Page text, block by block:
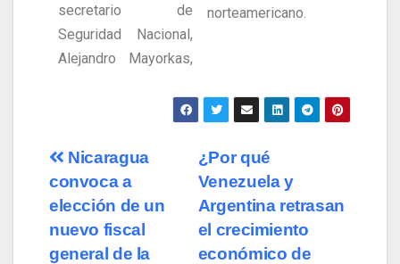
secretario de
Seguridad Nacional,
Alejandro Mayorkas,
norteamericano.
¿Por qué
Venezuela y
Argentina retrasan
el crecimiento
económico de
Nicaragua
convoca a
elección de un
nuevo fiscal
general de la